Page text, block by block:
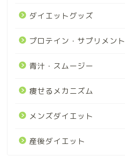
ダイエットグッズ
プロテイン・サプリメント
青汁・スムージー
痩せるメカニズム
メンズダイエット
産後ダイエット